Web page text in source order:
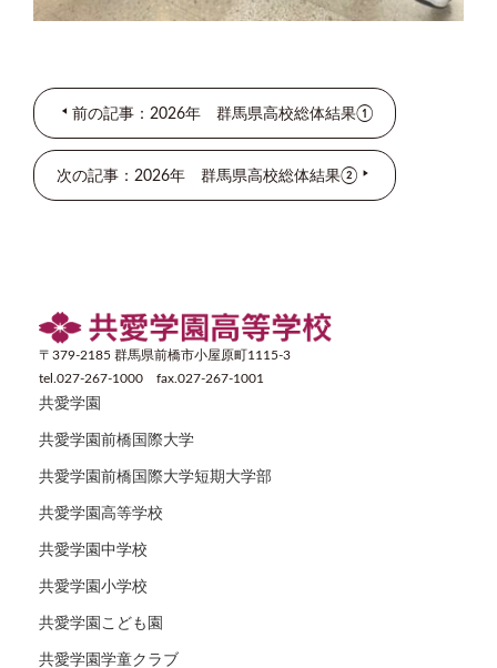
前の記事：2026年 群馬県高校総体結果①
次の記事：2026年 群馬県高校総体結果②
〒379-2185 群馬県前橋市小屋原町1115-3
tel.027-267-1000 fax.027-267-1001
共愛学園
共愛学園前橋国際大学
共愛学園前橋国際大学短期大学部
共愛学園高等学校
共愛学園中学校
共愛学園小学校
共愛学園こども園
共愛学園学童クラブ